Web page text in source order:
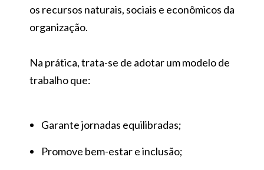
os recursos naturais, sociais e econômicos da
organização.
Na prática, trata-se de adotar um modelo de
trabalho que:
Garante jornadas equilibradas;
Promove bem-estar e inclusão;